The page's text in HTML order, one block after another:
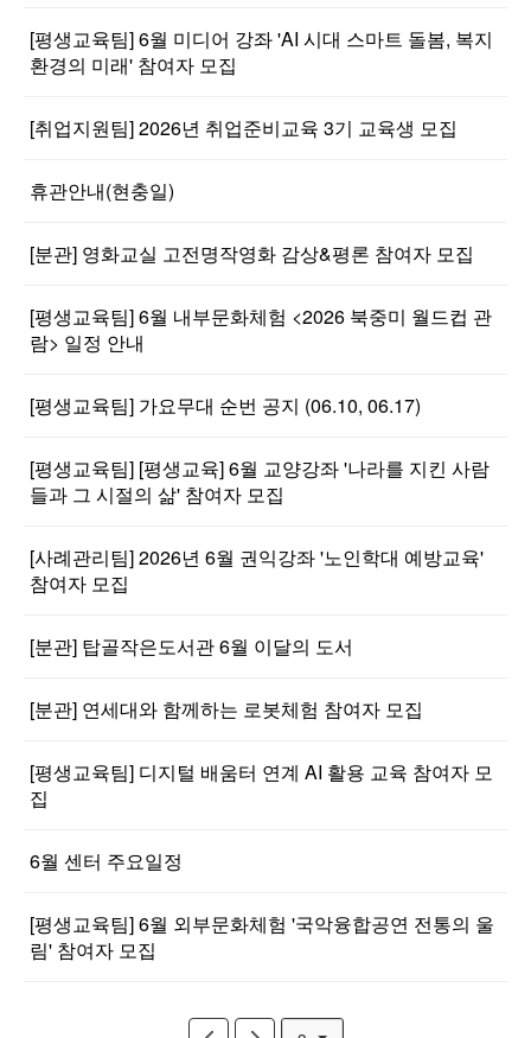
[평생교육팀] 6월 미디어 강좌 'AI 시대 스마트 돌봄, 복지
환경의 미래' 참여자 모집
[취업지원팀] 2026년 취업준비교육 3기 교육생 모집
휴관안내(현충일)
[분관] 영화교실 고전명작영화 감상&평론 참여자 모집
[평생교육팀] 6월 내부문화체험 <2026 북중미 월드컵 관
람> 일정 안내
[평생교육팀] 가요무대 순번 공지 (06.10, 06.17)
[평생교육팀] [평생교육] 6월 교양강좌 '나라를 지킨 사람
들과 그 시절의 삶' 참여자 모집
[사례관리팀] 2026년 6월 권익강좌 '노인학대 예방교육'
참여자 모집
[분관] 탑골작은도서관 6월 이달의 도서
[분관] 연세대와 함께하는 로봇체험 참여자 모집
[평생교육팀] 디지털 배움터 연계 AI 활용 교육 참여자 모
집
6월 센터 주요일정
[평생교육팀] 6월 외부문화체험 '국악융합공연 전통의 울
림' 참여자 모집